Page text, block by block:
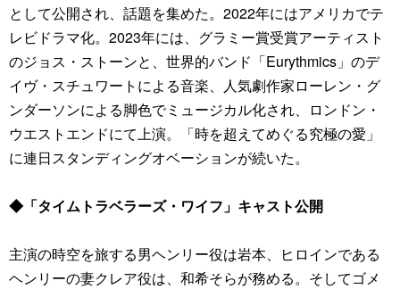
として公開され、話題を集めた。2022年にはアメリカでテ
レビドラマ化。2023年には、グラミー賞受賞アーティスト
のジョス・ストーンと、世界的バンド「Eurythmics」のデ
イヴ・スチュワートによる音楽、人気劇作家ローレン・グ
ンダーソンによる脚色でミュージカル化され、ロンドン・
ウエストエンドにて上演。「時を超えてめぐる究極の愛」
に連日スタンディングオベーションが続いた。
◆「タイムトラベラーズ・ワイフ」キャスト公開
主演の時空を旅する男ヘンリー役は岩本、ヒロインである
ヘンリーの妻クレア役は、和希そらが務める。そしてゴメ